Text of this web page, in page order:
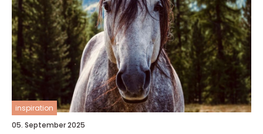
inspiration
05. September 2025